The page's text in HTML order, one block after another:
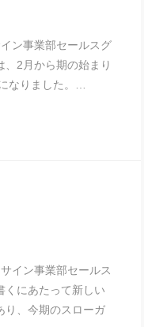
ン事業部セールスグ
、2月から期の始まり
なりました。…
イン事業部セールス
くにあたって新しい
り、今期のスローガ